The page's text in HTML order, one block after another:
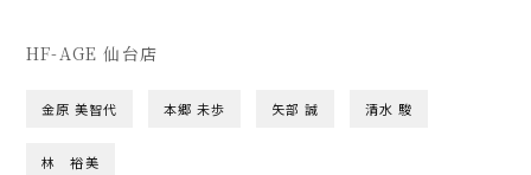
HF-AGE 仙台店
金原 美智代 本郷 未歩 矢部 誠 清水 駿
林 裕美